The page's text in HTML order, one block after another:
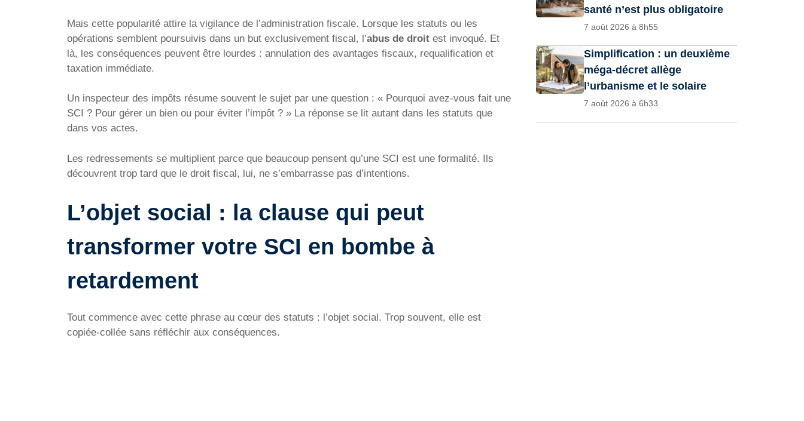
Mais cette popularité attire la vigilance de l’administration fiscale. Lorsque les statuts ou les
opérations semblent poursuivis dans un but exclusivement fiscal, l’abus de droit est invoqué. Et
là, les conséquences peuvent être lourdes : annulation des avantages fiscaux, requalification et
taxation immédiate.
Un inspecteur des impôts résume souvent le sujet par une question : « Pourquoi avez-vous fait une
SCI ? Pour gérer un bien ou pour éviter l’impôt ? » La réponse se lit autant dans les statuts que
dans vos actes.
Les redressements se multiplient parce que beaucoup pensent qu’une SCI est une formalité. Ils
découvrent trop tard que le droit fiscal, lui, ne s’embarrasse pas d’intentions.
L’objet social : la clause qui peut
transformer votre SCI en bombe à
retardement
Tout commence avec cette phrase au cœur des statuts : l’objet social. Trop souvent, elle est
copiée-collée sans réfléchir aux conséquences.
santé n’est plus obligatoire
7 août 2026 à 8h55
Simplification : un deuxième
méga-décret allège
l’urbanisme et le solaire
7 août 2026 à 6h33